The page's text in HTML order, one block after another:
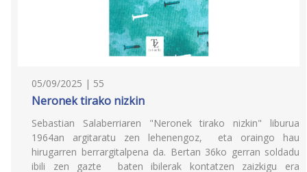
05/09/2025 | 55
Neronek tirako nizkin
Sebastian Salaberriaren "Neronek tirako nizkin" liburua
1964an argitaratu zen lehenengoz, eta oraingo hau
hirugarren berrargitalpena da. Bertan 36ko gerran soldadu
ibili zen gazte baten ibilerak kontatzen zaizkigu era